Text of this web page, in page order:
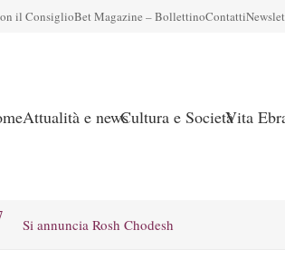
il ConsiglioBet Magazine – BollettinoContatti
Attualità e newsCultura e SocietàVita
Si annuncia Rosh Chodesh